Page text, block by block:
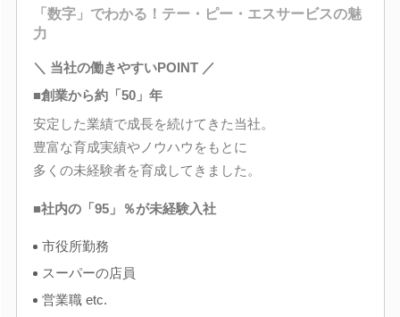
「数字」でわかる！テー・ピー・エスサービスの魅
力
＼ 当社の働きやすいPOINT ／
■創業から約「50」年
安定した業績で成長を続けてきた当社。
豊富な育成実績やノウハウをもとに
多くの未経験者を育成してきました。
■社内の「95」％が未経験入社
市役所勤務
スーパーの店員
営業職 etc.